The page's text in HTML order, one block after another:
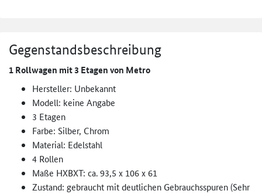
Gegenstandsbeschreibung
1 Rollwagen mit 3 Etagen von Metro
Hersteller: Unbekannt
Modell: keine Angabe
3 Etagen
Farbe: Silber, Chrom
Material: Edelstahl
4 Rollen
Maße HXBXT: ca. 93,5 x 106 x 61
Zustand: gebraucht mit deutlichen Gebrauchsspuren (Sehr